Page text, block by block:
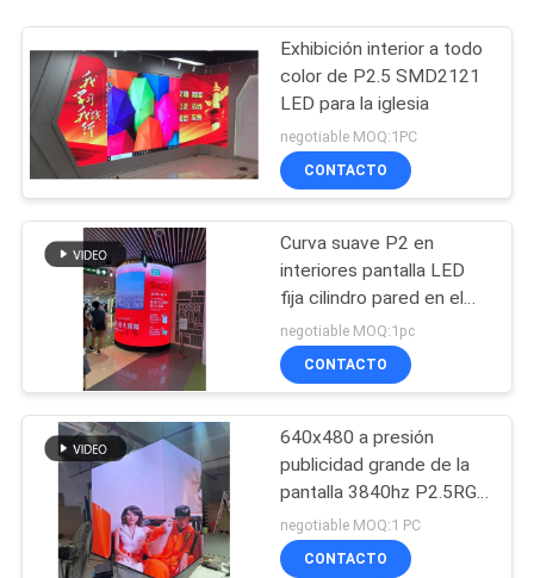
Exhibición interior a todo
color de P2.5 SMD2121
LED para la iglesia
negotiable MOQ:1PC
CONTACTO
Curva suave P2 en
interiores pantalla LED
fija cilindro pared en el
centro comercial
publicidad
negotiable MOQ:1pc
CONTACTO
640x480 a presión
publicidad grande de la
pantalla 3840hz P2.5RGB
4 de la fundición de los
lados interiores LED del
negotiable MOQ:1 PC
CONTACTO